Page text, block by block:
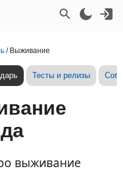
/ Выживание
Тесты и релизы
выживание